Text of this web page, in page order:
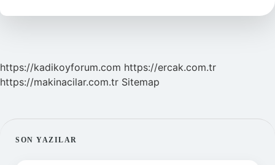
https://kadikoyforum.com https://ercak.com.tr
https://makinacilar.com.tr Sitemap
SIDEBAR
SON YAZILAR